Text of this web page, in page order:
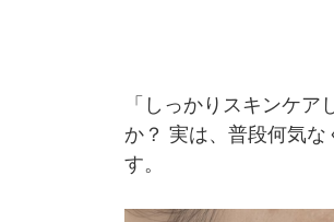
「しっかりスキンケ
か？ 実は、普段何気
す。